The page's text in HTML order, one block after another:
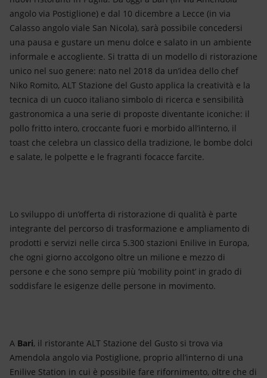
angolo via Postiglione) e dal 10 dicembre a Lecce (in via
Calasso angolo viale San Nicola), sarà possibile concedersi
una pausa e gustare un menu dolce e salato in un ambiente
informale e accogliente. Si tratta di un modello di ristorazione
unico nel suo genere: nato nel 2018 da un’idea dello chef
Niko Romito, ALT Stazione del Gusto applica la creatività e la
tecnica di un cuoco italiano simbolo di ricerca e sensibilità
gastronomica a una serie di proposte diventante iconiche: il
pollo fritto intero, croccante fuori e morbido all’interno, il
toast che celebra un classico della tradizione, le bombe dolci
e salate, le polpette e le fragranti focacce farcite.
Lo sviluppo di un’offerta di ristorazione di qualità è parte
integrante del percorso di trasformazione e ampliamento di
prodotti e servizi nelle circa 5.300 stazioni Enilive in Europa,
che ogni giorno accolgono oltre un milione e mezzo di
persone e che sono sempre più ‘mobility point’ in grado di
soddisfare le esigenze delle persone in movimento.
A Bari, il ristorante ALT Stazione del Gusto si trova via
Amendola angolo via Postiglione, proprio all’interno di una
Enilive Station in cui è possibile fare rifornimento, oltre che di